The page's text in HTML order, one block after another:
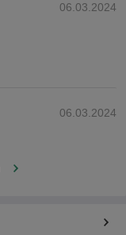
06.03.2024
06.03.2024